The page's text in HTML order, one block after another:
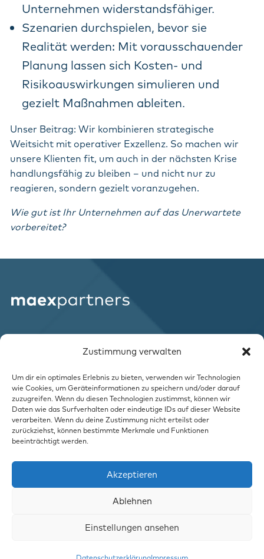
Zustimmung verwalten
Um dir ein optimales Erlebnis zu bieten, verwenden wir Technologien
wie Cookies, um Geräteinformationen zu speichern und/oder darauf
zuzugreifen. Wenn du diesen Technologien zustimmst, können wir
Daten wie das Surfverhalten oder eindeutige IDs auf dieser Website
verarbeiten. Wenn du deine Zustimmung nicht erteilst oder
zurückziehst, können bestimmte Merkmale und Funktionen
beeinträchtigt werden.
Akzeptieren
Ablehnen
Einstellungen ansehen
Unternehmen widerstandsfähiger.
Szenarien durchspielen, bevor sie
Realität werden: Mit vorausschauender
Planung lassen sich Kosten- und
Risikoauswirkungen simulieren und
gezielt Maßnahmen ableiten.
Unser Beitrag: Wir kombinieren strategische
Weitsicht mit operativer Exzellenz. So machen wir
unsere Klienten fit, um auch in der nächsten Krise
handlungsfähig zu bleiben – und nicht nur zu
reagieren, sondern gezielt voranzugehen.
Wie gut ist Ihr Unternehmen auf das Unerwartete
vorbereitet?
Über uns
Beratungsfelder
Leistungen
Karriere
Insights
Kontakt
ImpressumDatenschutzerklärung